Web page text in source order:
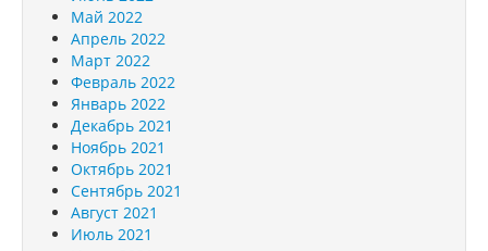
Май 2022
Апрель 2022
Март 2022
Февраль 2022
Январь 2022
Декабрь 2021
Ноябрь 2021
Октябрь 2021
Сентябрь 2021
Август 2021
Июль 2021